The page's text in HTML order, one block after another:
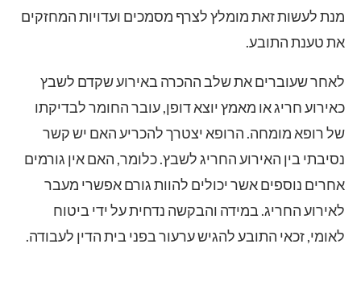
מנת לעשות זאת מומלץ לצרף מסמכים ועדויות המחזקים
את טענת התובע.
לאחר שעוברים את שלב ההכרה באירוע שקדם לשבץ
כאירוע חריג או מאמץ יוצא דופן, עובר החומר לבדיקתו
של רופא מומחה. הרופא יצטרך להכריע האם יש קשר
נסיבתי בין האירוע החריג לשבץ. כלומר, האם אין גורמים
אחרים נוספים אשר יכולים להוות גורם אפשרי מעבר
לאירוע החריג. במידה והבקשה נדחית על ידי ביטוח
לאומי, זכאי התובע להגיש ערעור בפני בית הדין לעבודה.